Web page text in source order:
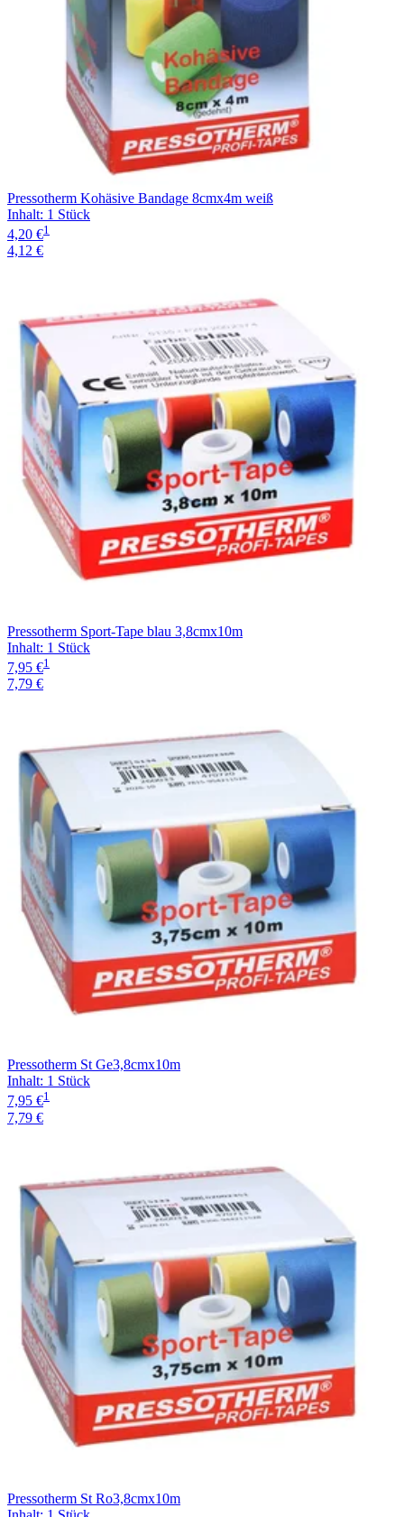
Pressotherm Kohäsive Bandage 8cmx4m weiß
Inhalt: 1 Stück
4,20 €1
4,12 €
Pressotherm Sport-Tape blau 3,8cmx10m
Inhalt: 1 Stück
7,95 €1
7,79 €
Pressotherm St Ge3,8cmx10m
Inhalt: 1 Stück
7,95 €1
7,79 €
Pressotherm St Ro3,8cmx10m